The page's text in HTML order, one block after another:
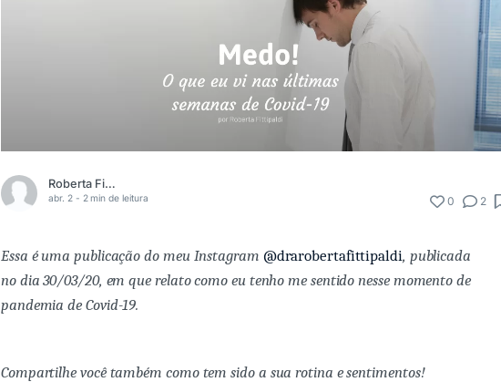
Roberta Fittipaldi
abr. 2 - 2 min de leitura 0 2
Essa é uma publicação do meu Instagram @drarobertafittipaldi, publicada
no dia 30/03/20, em que relato como eu tenho me sentido nesse momento de
pandemia de Covid-19.
Compartilhe você também como tem sido a sua rotina e sentimentos!